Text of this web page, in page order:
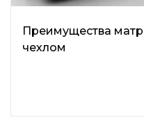
Мягкие
Материал каркаса
Преимущества
чехлом